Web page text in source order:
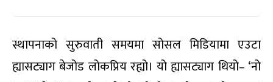
स्थापनाको सुरुवाती समयमा सोसल मिडियामा एउटा
ह्यासट्याग बेजोड लोकप्रिय रह्यो। यो ह्यासट्याग थियो– ‘नो